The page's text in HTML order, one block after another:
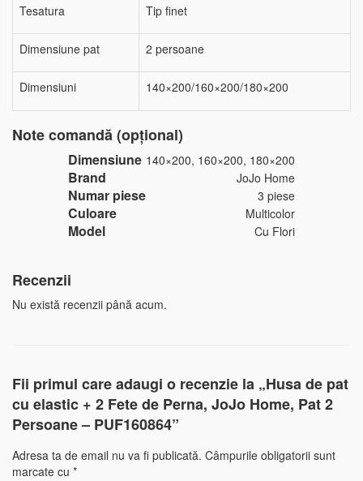
Tesatura Tip finet
Dimensiune pat 2 persoane
Dimensiuni 140×200/160×200/180×200
Note comandă (opțional)
Dimensiune 140×200, 160×200, 180×200
Brand JoJo Home
Numar piese 3 piese
Culoare Multicolor
Model Cu Flori
Recenzii
Nu există recenzii până acum.
Fii primul care adaugi o recenzie la „Husa de pat
cu elastic + 2 Fete de Perna, JoJo Home, Pat 2
Persoane – PUF160864”
Adresa ta de email nu va fi publicată. Câmpurile obligatorii sunt
marcate cu *